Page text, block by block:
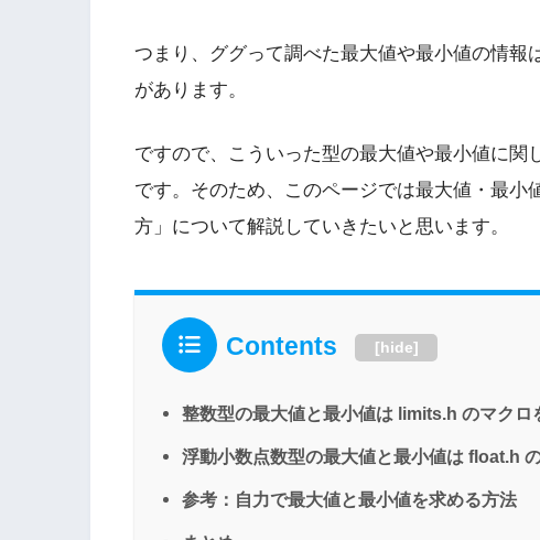
つまり、ググって調べた最大値や最小値の情報
があります。
ですので、こういった型の最大値や最小値に
です。そのため、このページでは最大値・最
方」について解説していきたいと思います。
Contents [hide]
整数型の最大値と最小値は limits.h のマクロ
浮動小数点数型の最大値と最小値は float.h
参考：自力で最大値と最小値を求める方法